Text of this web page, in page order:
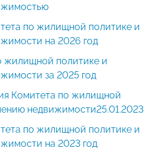
по жилищной политике и
на 2026 год
жилищной политике и
за 2025 год
Комитета по жилищной
недвижимости25.01.2023
по жилищной политике и
на 2023 год